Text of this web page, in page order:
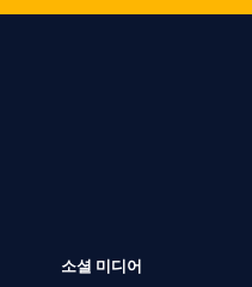
소셜 미디어